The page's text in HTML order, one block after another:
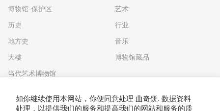
博物馆-保护区
历史
地方史
大樓
当代艺术博物馆
艺术
行业
音乐
博物馆藏品
如你继续使用本网站，你便同意处理 曲奇饼. 数据资料
处理，以提供我们的服务和提高我们的网站和服务的质